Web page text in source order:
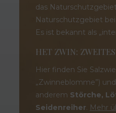
das Naturschutzgebiet
Naturschutzgebiet
Es ist bekannt als
HET ZWIN:
Hier finden Sie
„Zwinneblomme”)
anderem Störche,
Seidenreiher. Mehr